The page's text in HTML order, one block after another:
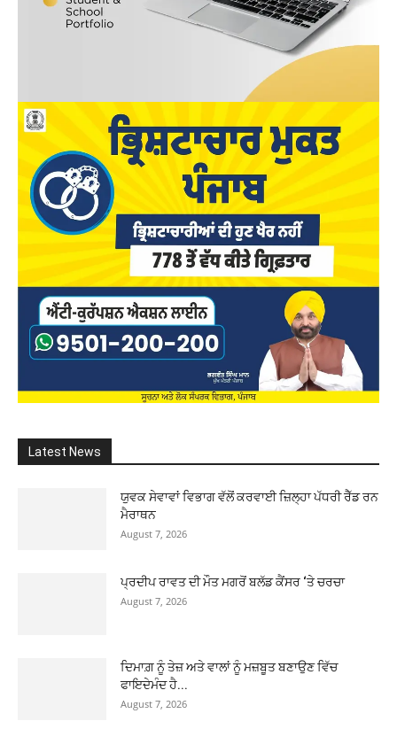
Latest News
ਯੁਵਕ ਸੇਵਾਵਾਂ ਵਿਭਾਗ ਵੱਲੋਂ ਕਰਵਾਈ ਜ਼ਿਲ੍ਹਾ ਪੱਧਰੀ ਰੈੱਡ ਰਨ
ਮੈਰਾਥਨ
August 7, 2026
ਪ੍ਰਦੀਪ ਰਾਵਤ ਦੀ ਮੌਤ ਮਗਰੋਂ ਬਲੱਡ ਕੈਂਸਰ ‘ਤੇ ਚਰਚਾ
August 7, 2026
ਦਿਮਾਗ਼ ਨੂੰ ਤੇਜ਼ ਅਤੇ ਵਾਲਾਂ ਨੂੰ ਮਜ਼ਬੂਤ ਬਣਾਉਣ ਵਿੱਚ
ਫਾਇਦੇਮੰਦ ਹੈ...
August 7, 2026